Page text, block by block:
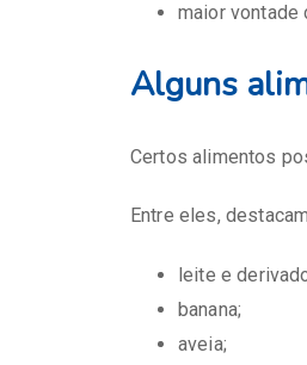
maior vontade
Alguns
Certos alimentos
Entre eles,
leite e
banana;
aveia;